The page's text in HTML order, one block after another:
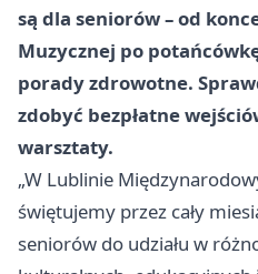
są dla seniorów – od
Muzycznej po
porady zdrowotne.
zdobyć bezpłatne
warsztaty.
„W Lublinie
świętujemy przez cały
seniorów do udziału w